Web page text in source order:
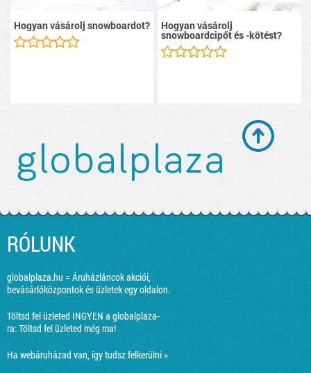
Hogyan vásárolj snowboardot? Hogyan vásárolj
snowboardcipőt és -kötést?
RÓLUNK
globalplaza.hu = Áruházláncok akciói,
bevásárlóközpontok és üzletek egy oldalon.
Töltsd fel üzleted INGYEN a globalplaza-
ra:Töltsd fel üzleted még ma!
Ha webáruházad van, így tudsz felkerülni »